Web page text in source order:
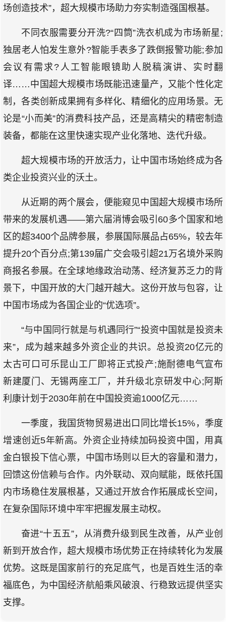
场创造技术”，超大规模市场助力夯实制造强国根基。
不同衣服需要分开洗?“四筒”洗衣机成为市场新星;
独居老人怕发生意外?智能手表多了跌倒报警功能;参加
会议有需求?人工智能眼镜助人脱稿演讲、实时翻
译……中国超大规模市场既能迅速量产，又能个性化定
制，各类创新成果拥有多样化、精细化的应用场景。无
论是“小而美”的消费科技产品，还是高精尖的精密制造
装备，都能在这里快速实现产业化落地、迭代升级。
超大规模市场的开放活力，让中国市场始终成为各
类企业投资兴业的沃土。
从近期的两个展会，便能窥见中国超大规模市场所
带来的发展机遇——第六届消博会吸引60多个国家和地
区的超3400个品牌参展，参展国际展品占65%，较去年
提升20个百分点;第139届广交会吸引超21万名境外采购
商报名参展。在全球地缘政治动荡、经济复苏乏力的背
景下，中国开放的大门越开越大。这份开放与包容，让
中国市场成为各国企业的“优选项”。
“与中国同行就是与机遇同行”“投资中国就是投资未
来”，成为越来越多外资企业的共识。总投资20亿元的
太古可口可乐昆山工厂即将正式投产;施耐德电气宣布
新建厦门、无锡两座工厂，并升级北京研发中心;阿斯
利康计划于2030年前在中国投资逾1000亿元……
一季度，我国货物贸易进出口同比增长15%，季度
增速创近5年新高。外资企业持续加码投资中国，用真
金白银投下信心票，中国市场则以巨大的容量和潜力，
回馈这份信赖与合作。内外联动、双向赋能，既依托国
内市场稳住发展根基，又通过开放合作拓展成长空间，
在复杂国际环境中牢牢把握发展主动权。
奋进“十五五”，从消费升级到民生改善，从产业创
新到开放合作，超大规模市场优势正在持续转化为发展
优势。这既是国家前行的充足底气，也是百姓生活的幸
福底色，为中国经济航船乘风破浪、行稳致远提供坚实
支撑。